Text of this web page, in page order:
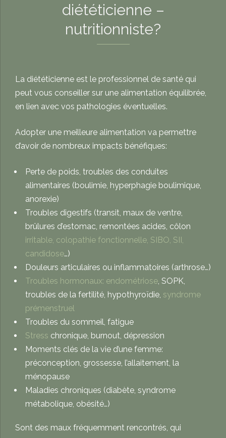
diététicienne –
nutritionniste?
La diététicienne est le professionnel de santé qui
peut vous conseiller sur une alimentation équilibrée,
en lien avec vos pathologies éventuelles.
Adopter une meilleure alimentation va permettre
d’avoir de nombreux impacts bénéfiques:
Perte de poids, troubles des conduites
alimentaires (boulimie, hyperphagie boulimique,
anorexie)
Troubles digestifs (transit, maux de ventre,
brûlures d’estomac, remontées acides, côlon
irritable, colopathie fonctionnelle, SIBO, SII,
candidose…)
Douleurs articulaires ou inflammatoires (arthrose…)
Troubles hormonaux: endométriose , SOPK,
troubles de la fertilité, hypothyroïdie, syndrome
prémenstruel
Troubles du sommeil, fatigue
Stress chronique, burnout, dépression
Moments clés de la vie d’une femme:
préconception, grossesse, l’allaitement, la
ménopause
Maladies chroniques (diabète, syndrome
métabolique, obésité…)
Sont des maux fréquemment rencontrés, qui